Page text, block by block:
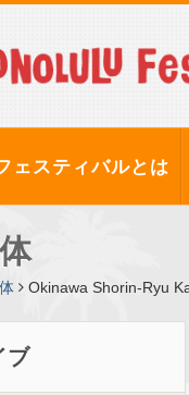
ェスティバルとは
Okinawa Shorin-Ryu
ブ